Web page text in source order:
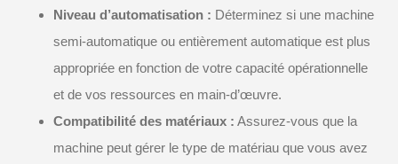
Niveau d’automatisation : Déterminez si une machine
semi-automatique ou entièrement automatique est plus
appropriée en fonction de votre capacité opérationnelle
et de vos ressources en main-d’œuvre.
Compatibilité des matériaux : Assurez-vous que la
machine peut gérer le type de matériau que vous avez